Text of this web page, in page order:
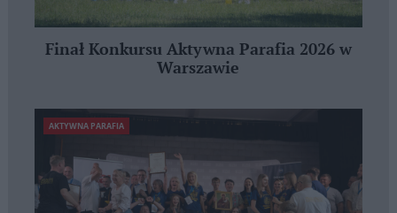
Finał Konkursu Aktywna Parafia 2026 w
Warszawie
AKTYWNA PARAFIA